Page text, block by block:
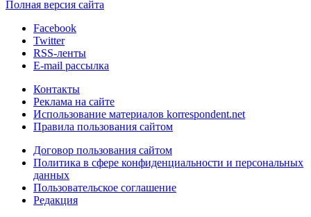
Полная версия сайта
Facebook
Twitter
RSS-ленты
E-mail рассылка
Контакты
Реклама на сайте
Использование материалов korrespondent.net
Правила пользования сайтом
Договор пользования сайтом
Политика в сфере конфиденциальности и персональных
данных
Пользовательское соглашение
Редакция